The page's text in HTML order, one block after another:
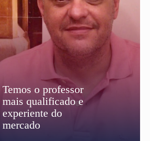
Temos o professor
mais qualificado e
experiente do
mercado